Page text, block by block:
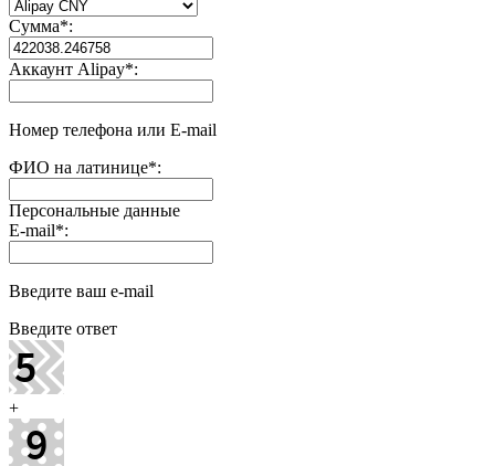
Сумма*:
Аккаунт Alipay*:
Номер телефона или E-mail
ФИО на латинице*:
Персональные данные
E-mail*:
Введите ваш e-mail
Введите ответ
+